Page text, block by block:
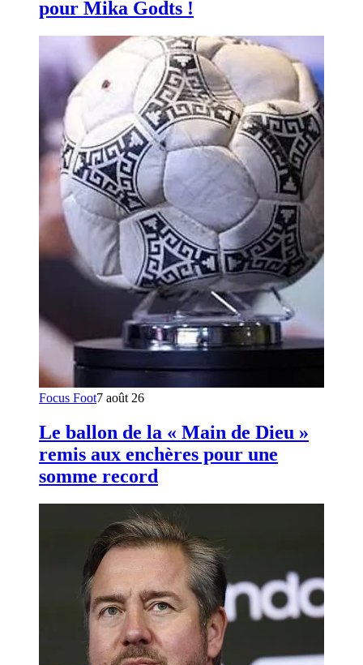
pour Mika Godts !
Focus Foot7 août 26
Le ballon de la « Main de Dieu »
remis aux enchères pour une
somme record